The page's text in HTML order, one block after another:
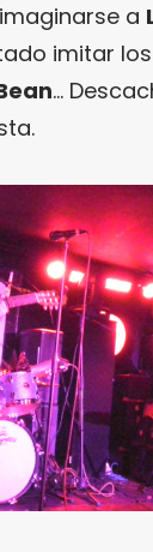
a
imitar
…